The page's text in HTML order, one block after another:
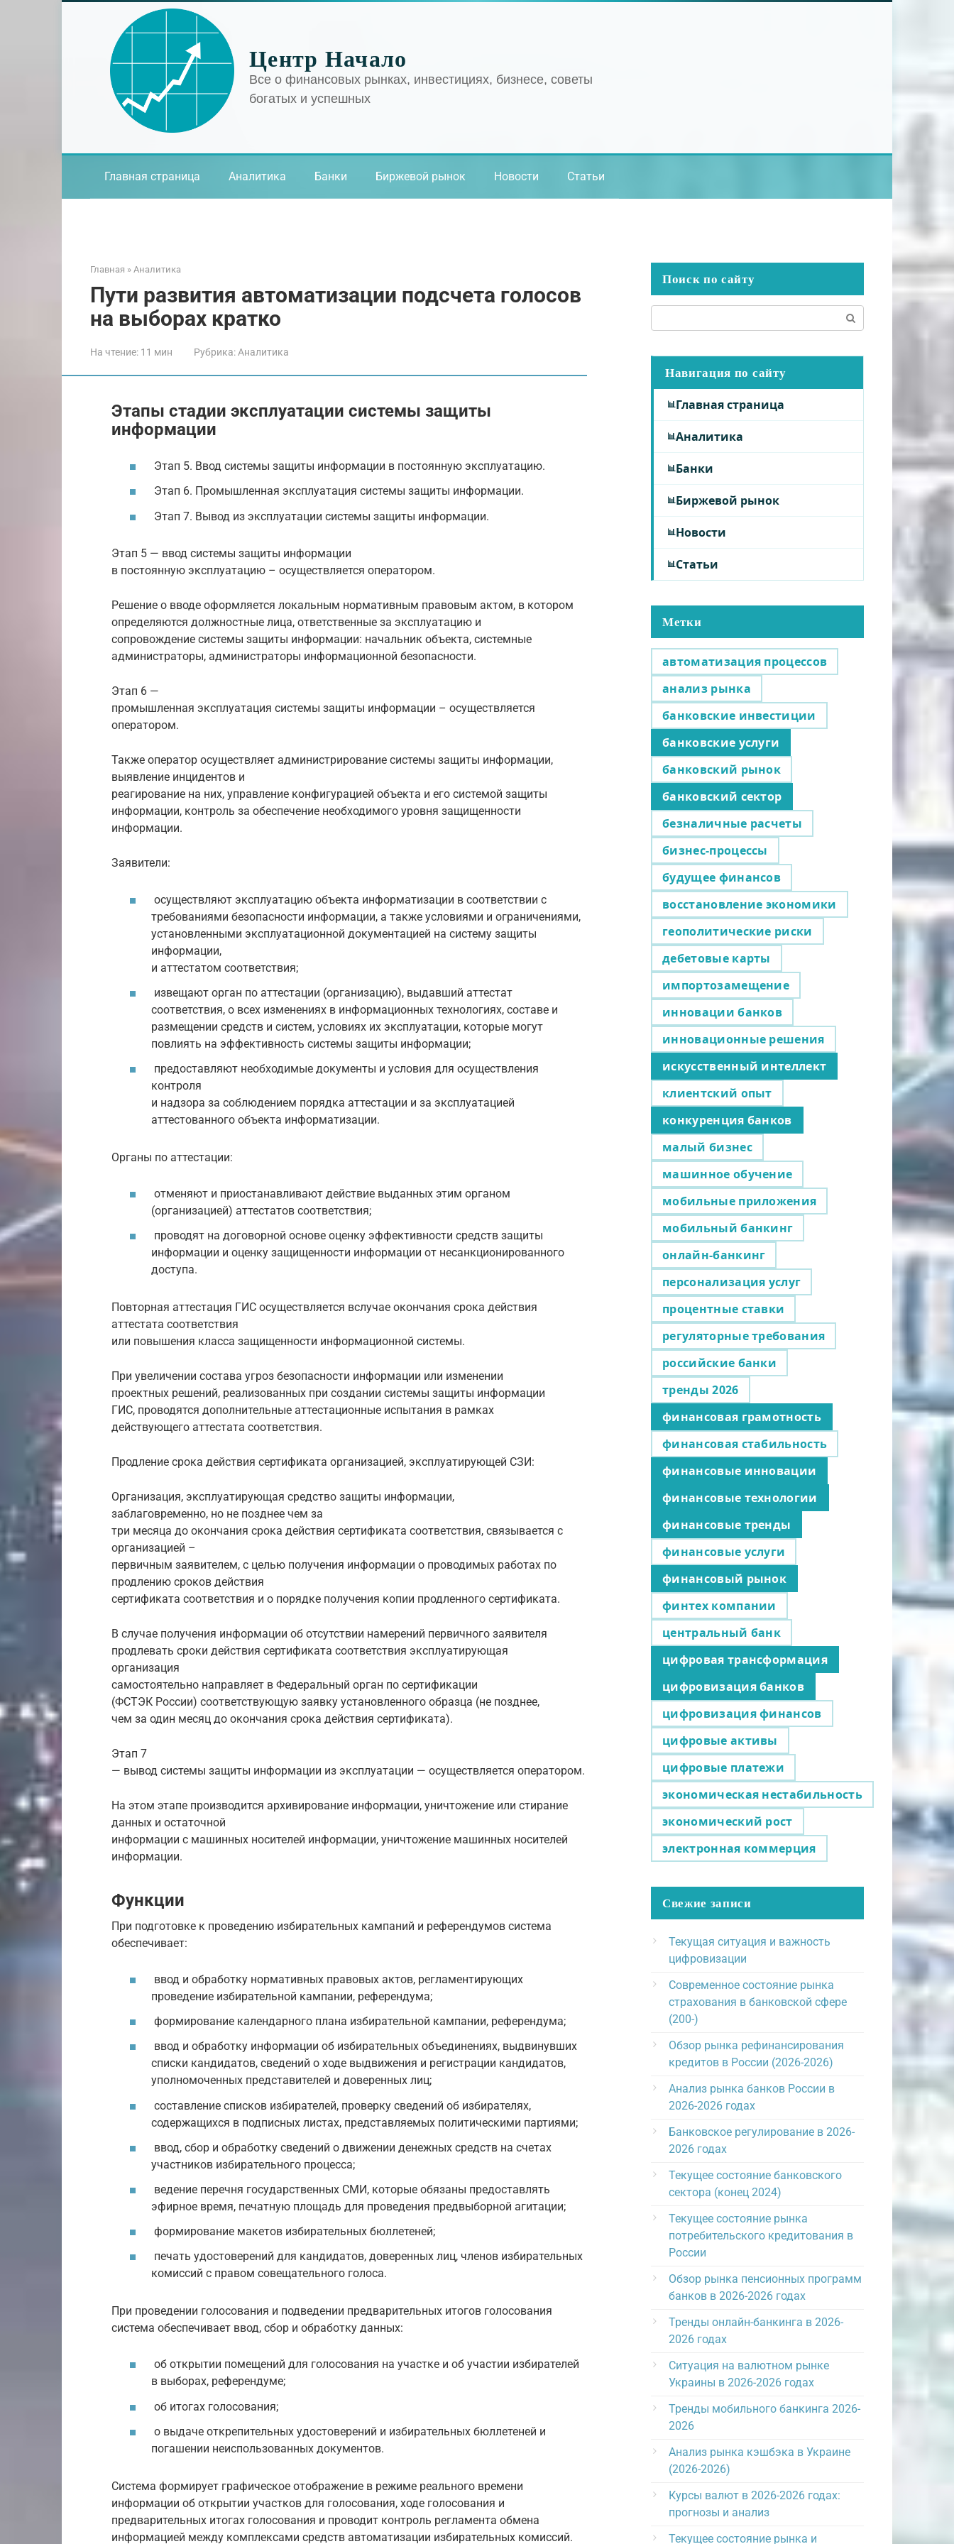
Центр Начало
Все о финансовых рынках, инвестициях, бизнесе, советы
богатых и успешных
Главная страница Аналитика Банки Биржевой рынок Новости Статьи
Главная » Аналитика
Пути развития автоматизации подсчета голосов
на выборах кратко
На чтение: 11 мин Рубрика: Аналитика
Этапы стадии эксплуатации системы защиты
информации
Этап 5. Ввод системы защиты информации в постоянную эксплуатацию.
Этап 6. Промышленная эксплуатация системы защиты информации.
Этап 7. Вывод из эксплуатации системы защиты информации.
Этап 5 — ввод системы защиты информации
в постоянную эксплуатацию – осуществляется оператором.
Решение о вводе оформляется локальным нормативным правовым актом, в котором
определяются должностные лица, ответственные за эксплуатацию и
сопровождение системы защиты информации: начальник объекта, системные
администраторы, администраторы информационной безопасности.
Этап 6 —
промышленная эксплуатация системы защиты информации – осуществляется
оператором.
Также оператор осуществляет администрирование системы защиты информации,
выявление инцидентов и
реагирование на них, управление конфигурацией объекта и его системой защиты
информации, контроль за обеспечение необходимого уровня защищенности
информации.
Заявители:
осуществляют эксплуатацию объекта информатизации в соответствии с
требованиями безопасности информации, а также условиями и ограничениями,
установленными эксплуатационной документацией на систему защиты
информации,
и аттестатом соответствия;
извещают орган по аттестации (организацию), выдавший аттестат
соответствия, о всех изменениях в информационных технологиях, составе и
размещении средств и систем, условиях их эксплуатации, которые могут
повлиять на эффективность системы защиты информации;
предоставляют необходимые документы и условия для осуществления
контроля
и надзора за соблюдением порядка аттестации и за эксплуатацией
аттестованного объекта информатизации.
Органы по аттестации:
отменяют и приостанавливают действие выданных этим органом
(организацией) аттестатов соответствия;
проводят на договорной основе оценку эффективности средств защиты
информации и оценку защищенности информации от несанкционированного
доступа.
Повторная аттестация ГИС осуществляется вслучае окончания срока действия
аттестата соответствия
или повышения класса защищенности информационной системы.
При увеличении состава угроз безопасности информации или изменении
проектных решений, реализованных при создании системы защиты информации
ГИС, проводятся дополнительные аттестационные испытания в рамках
действующего аттестата соответствия.
Продление срока действия сертификата организацией, эксплуатирующей СЗИ:
Организация, эксплуатирующая средство защиты информации,
заблаговременно, но не позднее чем за
три месяца до окончания срока действия сертификата соответствия, связывается с
организацией –
первичным заявителем, с целью получения информации о проводимых работах по
продлению сроков действия
сертификата соответствия и о порядке получения копии продленного сертификата.
В случае получения информации об отсутствии намерений первичного заявителя
продлевать сроки действия сертификата соответствия эксплуатирующая
организация
самостоятельно направляет в Федеральный орган по сертификации
(ФСТЭК России) соответствующую заявку установленного образца (не позднее,
чем за один месяц до окончания срока действия сертификата).
Этап 7
— вывод системы защиты информации из эксплуатации — осуществляется оператором.
На этом этапе производится архивирование информации, уничтожение или стирание
данных и остаточной
информации с машинных носителей информации, уничтожение машинных носителей
информации.
Функции
При подготовке к проведению избирательных кампаний и референдумов система
обеспечивает:
ввод и обработку нормативных правовых актов, регламентирующих
проведение избирательной кампании, референдума;
формирование календарного плана избирательной кампании, референдума;
ввод и обработку информации об избирательных объединениях, выдвинувших
списки кандидатов, сведений о ходе выдвижения и регистрации кандидатов,
уполномоченных представителей и доверенных лиц;
составление списков избирателей, проверку сведений об избирателях,
содержащихся в подписных листах, представляемых политическими партиями;
ввод, сбор и обработку сведений о движении денежных средств на счетах
участников избирательного процесса;
ведение перечня государственных СМИ, которые обязаны предоставлять
эфирное время, печатную площадь для проведения предвыборной агитации;
формирование макетов избирательных бюллетеней;
печать удостоверений для кандидатов, доверенных лиц, членов избирательных
комиссий с правом совещательного голоса.
При проведении голосования и подведении предварительных итогов голосования
система обеспечивает ввод, сбор и обработку данных:
об открытии помещений для голосования на участке и об участии избирателей
в выборах, референдуме;
об итогах голосования;
о выдаче открепительных удостоверений и избирательных бюллетеней и
погашении неиспользованных документов.
Система формирует графическое отображение в режиме реального времени
информации об открытии участков для голосования, ходе голосования и
предварительных итогах голосования и проводит контроль регламента обмена
информацией между комплексами средств автоматизации избирательных комиссий.
Поиск по сайту
Навигация по сайту
Главная страница
Аналитика
Банки
Биржевой рынок
Новости
Статьи
Метки
автоматизация процессов
анализ рынка
банковские инвестиции
банковские услуги
банковский рынок
банковский сектор
безналичные расчеты
бизнес-процессы
будущее финансов
восстановление экономики
геополитические риски
дебетовые карты
импортозамещение
инновации банков
инновационные решения
искусственный интеллект
клиентский опыт
конкуренция банков
малый бизнес
машинное обучение
мобильные приложения
мобильный банкинг
онлайн-банкинг
персонализация услуг
процентные ставки
регуляторные требования
российские банки
тренды 2026
финансовая грамотность
финансовая стабильность
финансовые инновации
финансовые технологии
финансовые тренды
финансовые услуги
финансовый рынок
финтех компании
центральный банк
цифровая трансформация
цифровизация банков
цифровизация финансов
цифровые активы
цифровые платежи
экономическая нестабильность
экономический рост
электронная коммерция
Свежие записи
Текущая ситуация и важность
цифровизации
Современное состояние рынка
страхования в банковской сфере
(200-)
Обзор рынка рефинансирования
кредитов в России (2026-2026)
Анализ рынка банков России в
2026-2026 годах
Банковское регулирование в 2026-
2026 годах
Текущее состояние банковского
сектора (конец 2024)
Текущее состояние рынка
потребительского кредитования в
России
Обзор рынка пенсионных программ
банков в 2026-2026 годах
Тренды онлайн-банкинга в 2026-
2026 годах
Ситуация на валютном рынке
Украины в 2026-2026 годах
Тренды мобильного банкинга 2026-
2026
Анализ рынка кэшбэка в Украине
(2026-2026)
Курсы валют в 2026-2026 годах:
прогнозы и анализ
Текущее состояние рынка и